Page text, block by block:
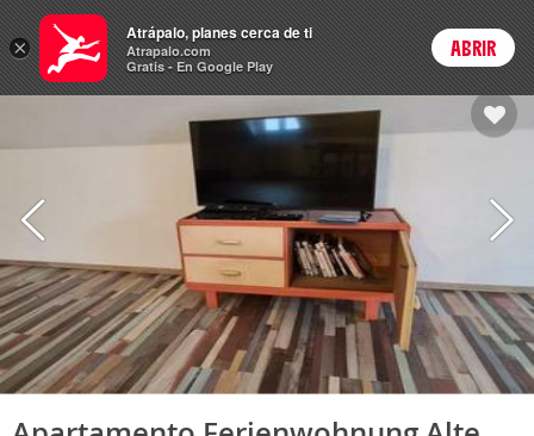
Hoteles Login
×
Atrápalo, planes cerca de ti
Atrapalo.com
Gratis - En Google Play
ABRIR